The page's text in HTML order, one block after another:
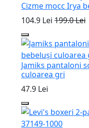
Cizme mocc Irya
104.9 Lei 199.0 Lei
Jamiks pantaloni
culoarea gri
47.9 Lei